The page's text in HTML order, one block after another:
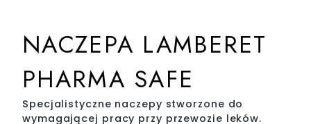
NACZEPA LAMBERET
PHARMA SAFE
Specjalistyczne naczepy stworzone do
wymagającej pracy przy przewozie leków.